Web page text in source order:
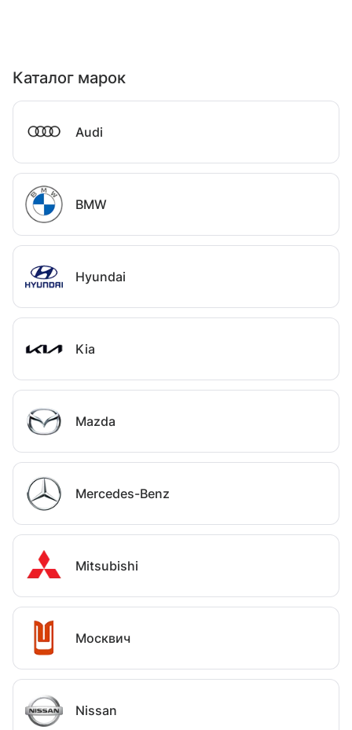
Каталог марок
Audi
BMW
Hyundai
Kia
Mazda
Mercedes-Benz
Mitsubishi
Москвич
Nissan